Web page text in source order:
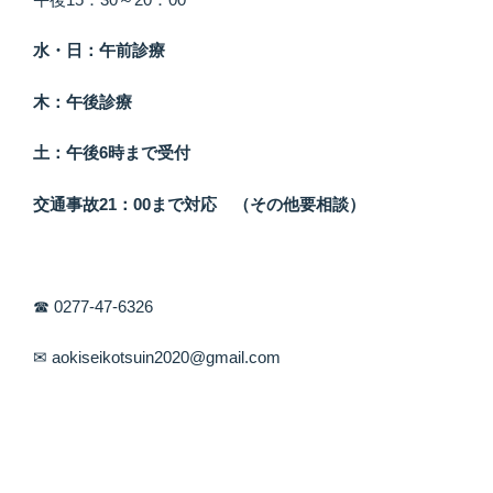
水・日：午前診療
木：午後診療
土：午後6時まで受付
交通事故21：00まで対応 （その他要相談）
☎ 0277-47-6326
✉ aokiseikotsuin2020@gmail.com